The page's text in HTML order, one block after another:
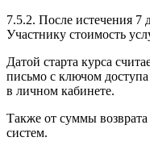
7.5.2. После истечения
Участнику стоимость
Датой старта курса
письмо с ключом
в личном кабинете.
Также от суммы
систем.